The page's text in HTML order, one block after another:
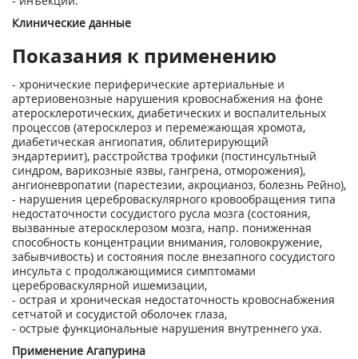
Клинические данные
Показания к применению
- хронические периферические артериальные и
артериовенозные нарушения кровоснабжения на фоне
атеросклеротических, диабетических и воспалительных
процессов (атеросклероз и перемежающая хромота,
диабетическая ангиопатия, облитерирующий
эндартериит), расстройства трофики (постинсультный
синдром, варикозные язвы, гангрена, отморожения),
ангионевропатии (парестезии, акроцианоз, болезнь Рейно),
- нарушения цереброваскулярного кровообращения типа
недостаточности сосудистого русла мозга (состояния,
вызванные атеросклерозом мозга, напр. пониженная
способность концентрации внимания, головокружение,
забывчивость) и состояния после внезапного сосудистого
инсульта с продолжающимися симптомами
цереброваскулярной ишемизации,
- острая и хроническая недостаточность кровоснабжения
сетчатой и сосудистой оболочек глаза,
- острые функциональные нарушения внутреннего уха.
Применение Агапурина